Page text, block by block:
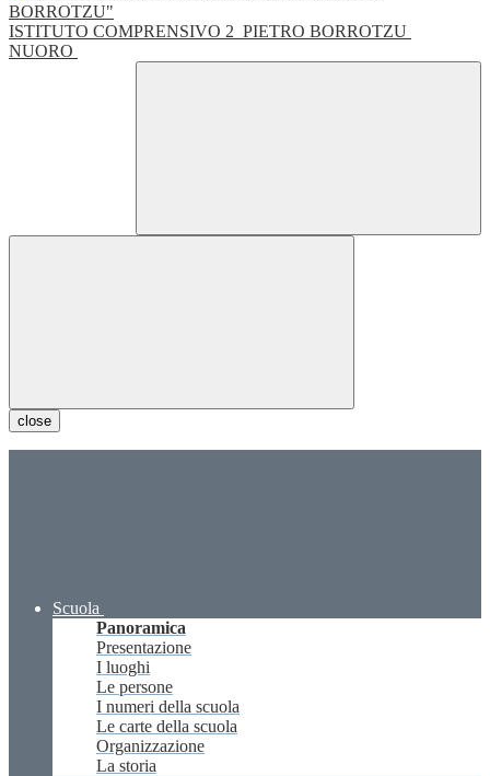
ISTITUTO COMPRENSIVO 2 PIETRO BORROTZU
NUORO
close
Scuola
Panoramica
Presentazione
I luoghi
Le persone
I numeri della scuola
Le carte della scuola
Organizzazione
La storia